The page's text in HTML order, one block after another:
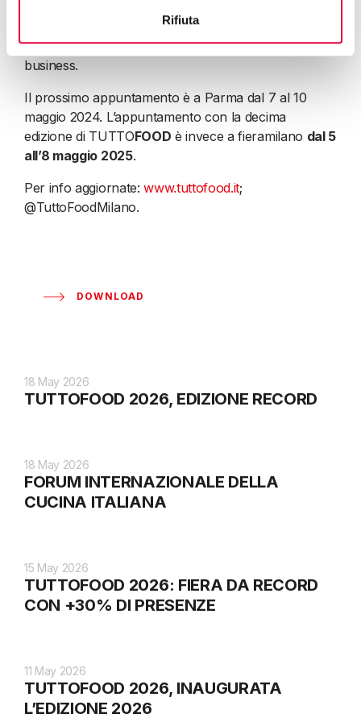
Rifiuta
efficace le aziende che intendono puntare
sull’internazionalizzazione per far crescere il loro
business.
Il prossimo appuntamento è a Parma dal 7 al 10
maggio 2024. L’appuntamento con la decima
edizione di TUTTOFOOD è invece a fieramilano dal 5
all’8 maggio 2025.
Per info aggiornate:www.tuttofood.it;
@TuttoFoodMilano.
DOWNLOAD
18 May 2026
TUTTOFOOD 2026, EDIZIONE RECORD
18 May 2026
FORUM INTERNAZIONALE DELLA
CUCINA ITALIANA
15 May 2026
TUTTOFOOD 2026: FIERA DA RECORD
CON +30% DI PRESENZE
11 May 2026
TUTTOFOOD 2026, INAUGURATA
L’EDIZIONE 2026